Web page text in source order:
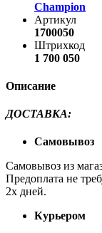
Champion
Артикул
1700050
Штрихкод
1 700 050
Описание
ДОСТАВКА:
Самовывоз
Самовывоз из
Предоплата не
2х дней.
Курьером